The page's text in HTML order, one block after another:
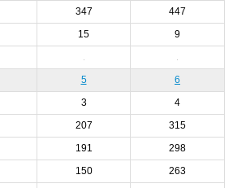
347 447
15 9
5 6
3 4
207 315
191 298
150 263